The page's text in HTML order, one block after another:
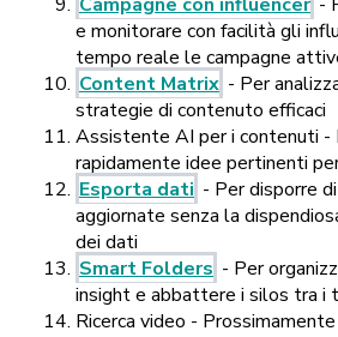
e monitorare con facilità gli
tempo reale le campagne
Content Matrix - Per
strategie di contenuto efficaci
Assistente AI per i contenuti -
rapidamente idee pertinenti
Esporta dati - Per disporre
aggiornate senza la
dei dati
Smart Folders - Per
insight e abbattere i silos tra i
Ricerca video - Prossimamente